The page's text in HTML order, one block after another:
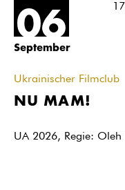
06
September
Ukrainischer Filmclub
NU MAM!
UA 2026, Regie: Oleh